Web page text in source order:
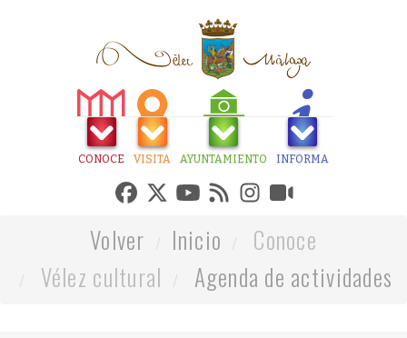
CONOCE VISITA AYUNTAMIENTO INFORMA
Volver Inicio
Conoce
Vélez cultural
Agenda de actividades